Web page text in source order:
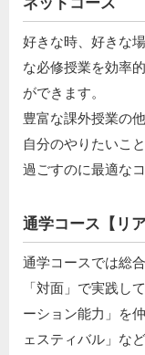
好きな時、好きな
な必修授業を効率
ができます。
豊富な課外授業の
自分のやりたいこ
過ごすのに最適なコ
通学コース【リ
通学コースでは総
「対面」で実践し
ーション能力」を
ェスティバル」な